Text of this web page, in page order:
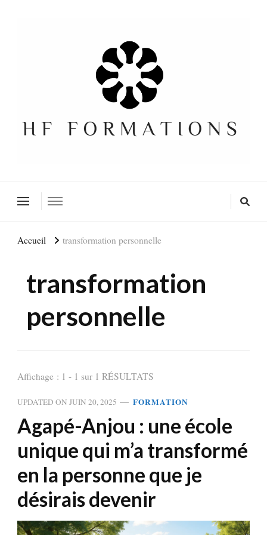
Accueil transformation personnelle
transformation
personnelle
Affichage : 1 - 1 sur 1 RÉSULTATS
UPDATED ON JUIN 20, 2025 FORMATION
Agapé-Anjou : une école
unique qui m’a transformé
en la personne que je
désirais devenir